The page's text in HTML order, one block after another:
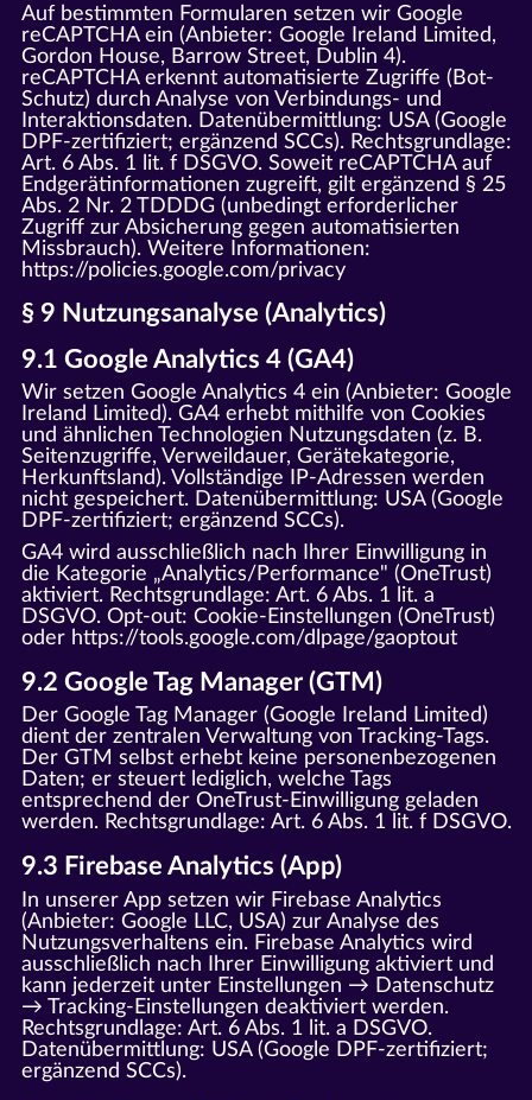
Auf bestimmten Formularen setzen wir Google
reCAPTCHA ein (Anbieter: Google Ireland Limited,
Gordon House, Barrow Street, Dublin 4).
reCAPTCHA erkennt automatisierte Zugriffe (Bot-
Schutz) durch Analyse von Verbindungs- und
Interaktionsdaten. Datenübermittlung: USA (Google
DPF-zertifiziert; ergänzend SCCs). Rechtsgrundlage:
Art. 6 Abs. 1 lit. f DSGVO. Soweit reCAPTCHA auf
Endgerätinformationen zugreift, gilt ergänzend § 25
Abs. 2 Nr. 2 TDDDG (unbedingt erforderlicher
Zugriff zur Absicherung gegen automatisierten
Missbrauch). Weitere Informationen:
https://policies.google.com/privacy
§ 9 Nutzungsanalyse (Analytics)
9.1 Google Analytics 4 (GA4)
Wir setzen Google Analytics 4 ein (Anbieter: Google
Ireland Limited). GA4 erhebt mithilfe von Cookies
und ähnlichen Technologien Nutzungsdaten (z. B.
Seitenzugriffe, Verweildauer, Gerätekategorie,
Herkunftsland). Vollständige IP-Adressen werden
nicht gespeichert. Datenübermittlung: USA (Google
DPF-zertifiziert; ergänzend SCCs).
GA4 wird ausschließlich nach Ihrer Einwilligung in
die Kategorie „Analytics/Performance" (OneTrust)
aktiviert. Rechtsgrundlage: Art. 6 Abs. 1 lit. a
DSGVO. Opt-out: Cookie-Einstellungen (OneTrust)
oder https://tools.google.com/dlpage/gaoptout
9.2 Google Tag Manager (GTM)
Der Google Tag Manager (Google Ireland Limited)
dient der zentralen Verwaltung von Tracking-Tags.
Der GTM selbst erhebt keine personenbezogenen
Daten; er steuert lediglich, welche Tags
entsprechend der OneTrust-Einwilligung geladen
werden. Rechtsgrundlage: Art. 6 Abs. 1 lit. f DSGVO.
9.3 Firebase Analytics (App)
In unserer App setzen wir Firebase Analytics
(Anbieter: Google LLC, USA) zur Analyse des
Nutzungsverhaltens ein. Firebase Analytics wird
ausschließlich nach Ihrer Einwilligung aktiviert und
kann jederzeit unter Einstellungen → Datenschutz
→ Tracking-Einstellungen deaktiviert werden.
Rechtsgrundlage: Art. 6 Abs. 1 lit. a DSGVO.
Datenübermittlung: USA (Google DPF-zertifiziert;
ergänzend SCCs).